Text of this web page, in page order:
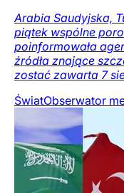
Arabia Saudyjska,
piątek wspólne
poinformowała
źródła znające
zostać zawarta 7
ŚwiatObserwator